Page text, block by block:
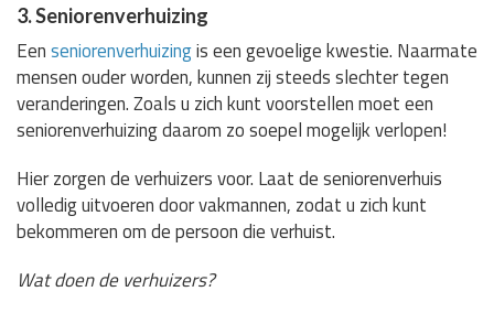
3. Seniorenverhuizing
Eenseniorenverhuizingis een gevoelige kwestie. Naarmate
mensen ouder worden, kunnen zij steeds slechter tegen
veranderingen. Zoals u zich kunt voorstellen moet een
seniorenverhuizing daarom zo soepel mogelijk verlopen!
Hier zorgen de verhuizers voor. Laat de seniorenverhuis
volledig uitvoeren door vakmannen, zodat u zich kunt
bekommeren om de persoon die verhuist.
Wat doen de verhuizers?